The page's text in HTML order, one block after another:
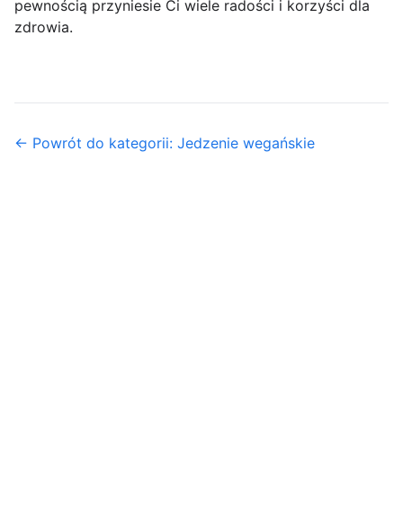
pewnością przyniesie Ci wiele radości i korzyści dla
zdrowia.
← Powrót do kategorii: Jedzenie wegańskie